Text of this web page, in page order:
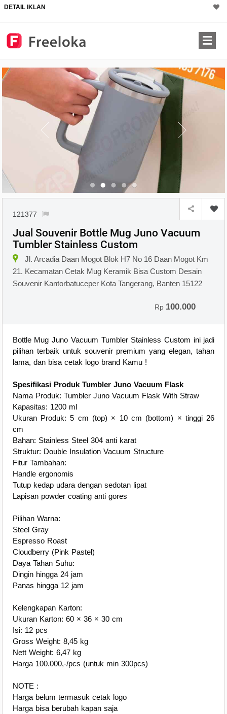
DETAIL IKLAN
121377
Jual Souvenir Bottle Mug Juno Vacuum
Tumbler Stainless Custom
Jl. Arcadia Daan Mogot Blok H7 No 16 Daan Mogot Km
21. Kecamatan Cetak Mug Keramik Bisa Custom Desain
Souvenir Kantorbatuceper Kota Tangerang, Banten 15122
Rp 100.000
Bottle Mug Juno Vacuum Tumbler Stainless Custom ini jadi
pilihan terbaik untuk souvenir premium yang elegan, tahan
lama, dan bisa cetak logo brand Kamu !
Spesifikasi Produk Tumbler Juno Vacuum Flask
Nama Produk: Tumbler Juno Vacuum Flask With Straw
Kapasitas: 1200 ml
Ukuran Produk: 5 cm (top) × 10 cm (bottom) × tinggi 26
cm
Bahan: Stainless Steel 304 anti karat
Struktur: Double Insulation Vacuum Structure
Fitur Tambahan:
Handle ergonomis
Tutup kedap udara dengan sedotan lipat
Lapisan powder coating anti gores
Pilihan Warna:
Steel Gray
Espresso Roast
Cloudberry (Pink Pastel)
Daya Tahan Suhu:
Dingin hingga 24 jam
Panas hingga 12 jam
Kelengkapan Karton:
Ukuran Karton: 60 × 36 × 30 cm
Isi: 12 pcs
Gross Weight: 8,45 kg
Nett Weight: 6,47 kg
Harga 100.000,-/pcs (untuk min 300pcs)
NOTE :
Harga belum termasuk cetak logo
Harga bisa berubah kapan saja